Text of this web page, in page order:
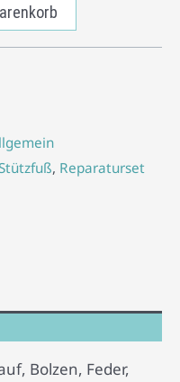
, Reparaturset
Bolzen, Feder,